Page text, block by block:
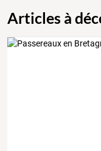
Articles à